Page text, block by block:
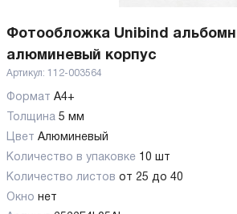
Фотообложка Unibind
алюминевый корпус
Артикул: 112-003564
Формат А4+
Толщина 5 мм
Цвет Алюминевый
Количество в упаковке 10 шт
Количество листов от 25 до 40
Окно нет